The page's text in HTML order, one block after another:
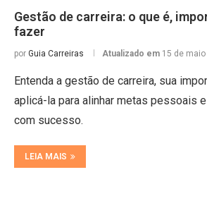
Gestão de carreira: o que é,
fazer
por Guia Carreiras Atualizado em 15 de
Entenda a gestão de carreira, sua
aplicá-la para alinhar metas pessoais
com sucesso.
LEIA MAIS